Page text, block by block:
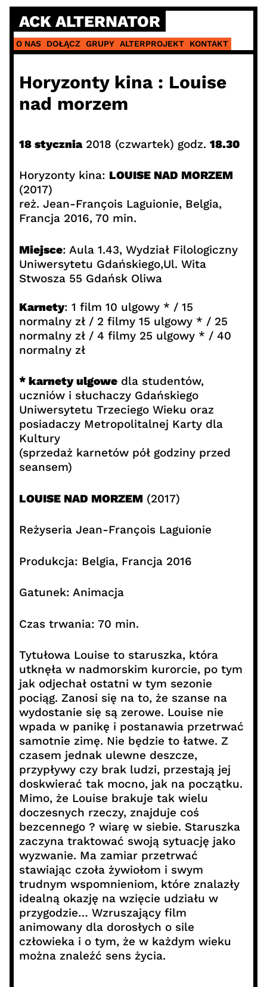
Skip
content
ACK ALTERNATOR
O NAS DOŁĄCZ GRUPY ALTERPROJEKT KONTAKT
Horyzonty kina : Louise
nad morzem
18 stycznia2018 (czwartek) godz. 18.30
Horyzonty kina: LOUISE NAD MORZEM
(2017)
reż. Jean-François Laguionie, Belgia,
Francja 2016, 70 min.
Miejsce: Aula 1.43, Wydział Filologiczny
Uniwersytetu Gdańskiego,Ul. Wita
Stwosza 55 Gdańsk Oliwa
Karnety: 1 film 10 ulgowy * / 15
normalny zł / 2 filmy 15 ulgowy * / 25
normalny zł / 4 filmy 25 ulgowy * / 40
normalny zł
* karnety ulgowedla studentów,
uczniów i słuchaczy Gdańskiego
Uniwersytetu Trzeciego Wieku oraz
posiadaczy Metropolitalnej Karty dla
Kultury
(sprzedaż karnetów pół godziny przed
seansem)
LOUISE NAD MORZEM (2017)
Reżyseria Jean-François Laguionie
Produkcja: Belgia, Francja 2016
Gatunek: Animacja
Czas trwania: 70 min.
Tytułowa Louise to staruszka, która
utknęła w nadmorskim kurorcie, po tym
jak odjechał ostatni w tym sezonie
pociąg. Zanosi się na to, że szanse na
wydostanie się są zerowe. Louise nie
wpada w panikę i postanawia przetrwać
samotnie zimę. Nie będzie to łatwe. Z
czasem jednak ulewne deszcze,
przypływy czy brak ludzi, przestają jej
doskwierać tak mocno, jak na początku.
Mimo, że Louise brakuje tak wielu
doczesnych rzeczy, znajduje coś
bezcennego ? wiarę w siebie. Staruszka
zaczyna traktować swoją sytuację jako
wyzwanie. Ma zamiar przetrwać
stawiając czoła żywiołom i swym
trudnym wspomnieniom, które znalazły
idealną okazję na wzięcie udziału w
przygodzie… Wzruszający film
animowany dla dorosłych o sile
człowieka i o tym, że w każdym wieku
można znaleźć sens życia.